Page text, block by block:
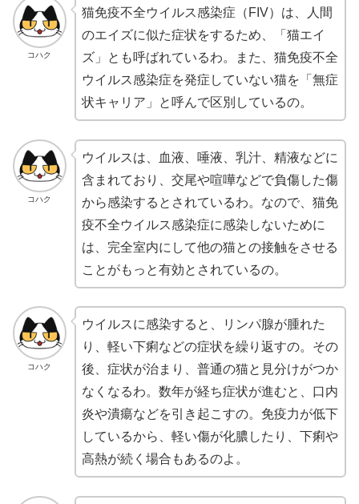
コハク
猫免疫不全ウイルス感染症（FIV）は、人間
のエイズに似た症状をするため、「猫エイ
ズ」とも呼ばれているわ。また、猫免疫不全
ウイルス感染症を発症していない猫を「無症
状キャリア」と呼んで区別しているの。
コハク
ウイルスは、血液、唾液、乳汁、精液などに
含まれており、交尾や喧嘩などで負傷した傷
から感染するとされているわ。なので、猫免
疫不全ウイルス感染症に感染しないために
は、完全室内にして他の猫との接触をさせる
ことがもっと有効とされているの。
コハク
ウイルスに感染すると、リンパ腺が腫れた
り、軽い下痢などの症状を繰り返すの。その
後、症状が治まり、普通の猫と見分けがつか
なくなるわ。数年が経ち症状が進むと、口内
炎や潰瘍などを引き起こすの。免疫力が低下
しているから、軽い傷が化膿したり、下痢や
高熱が続く場合もあるのよ。